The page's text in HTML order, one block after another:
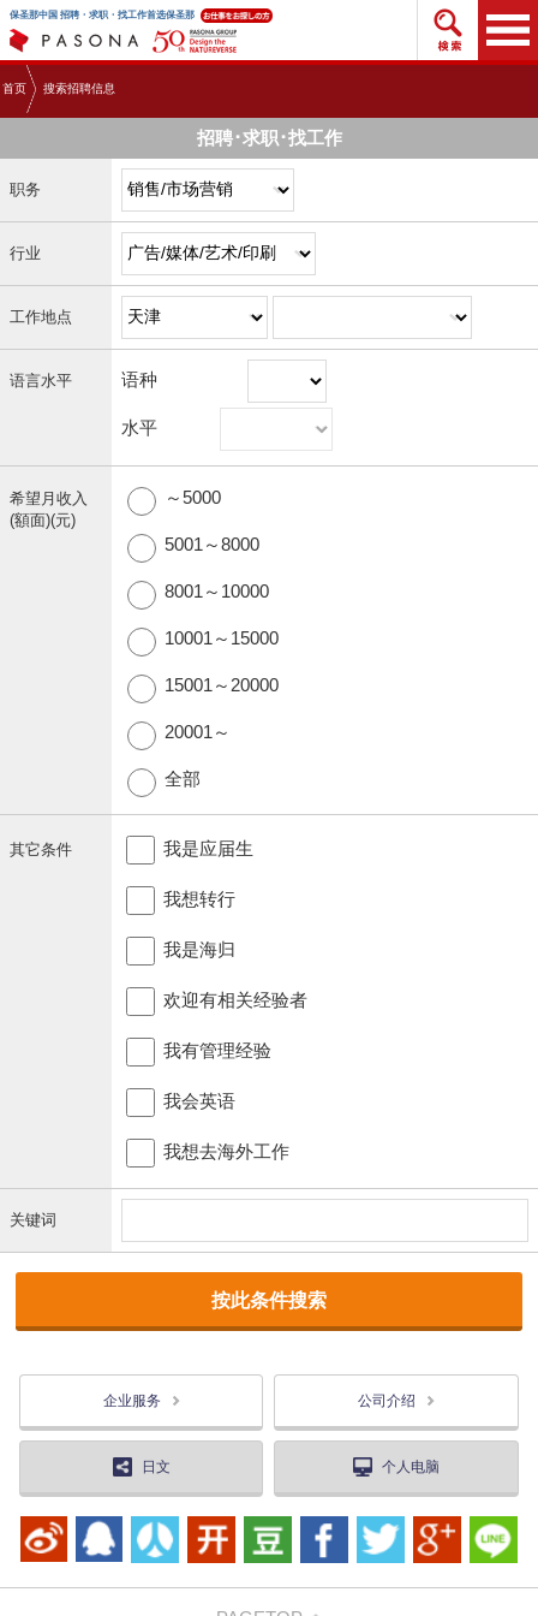
保圣那中国 招聘・求职・找工作首选保圣那 搜索
首页 搜索招聘信息
招聘･求职･找工作
职务
行业
工作地点
语言水平 语种
水平
希望月收入
(額面)(元)
～5000
5001～8000
8001～10000
10001～15000
15001～20000
20001～
全部
其它条件 我是应届生
我想转行
我是海归
欢迎有相关经验者
我有管理经验
我会英语
我想去海外工作
关键词
企业服务 公司介绍
日文 个人电脑